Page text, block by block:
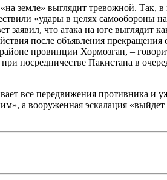
земле» выглядит тревожной. Так, в
«удары в целях самообороны
заявил, что атака на юге выглядит
после объявления прекращения
провинции Хормозган, –
посредничестве Пакистана в
все передвижения противника и
а вооруженная эскалация «выйдет